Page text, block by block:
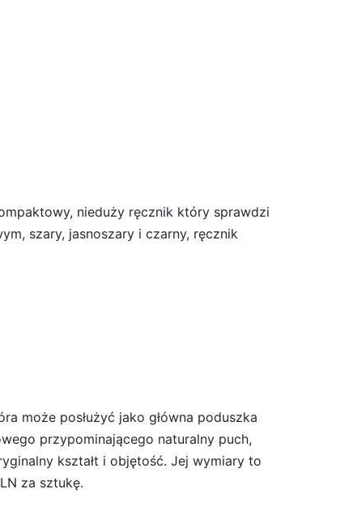
nieduży ręcznik który sprawdzi
szary, jasnoszary i czarny, ręcznik
może posłużyć jako główna poduszka
przypominającego naturalny puch,
kształt i objętość. Jej wymiary to
za sztukę.